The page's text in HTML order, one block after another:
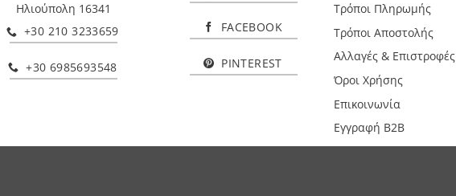
Ηλιούπολη 16341
+30 210 3233659
+30 6985693548
FACEBOOK
PINTEREST
Τρόποι Πληρωμής
Τρόποι Αποστολής
Αλλαγές & Επιστροφές
Όροι Χρήσης
Επικοινωνία
Εγγραφή B2B